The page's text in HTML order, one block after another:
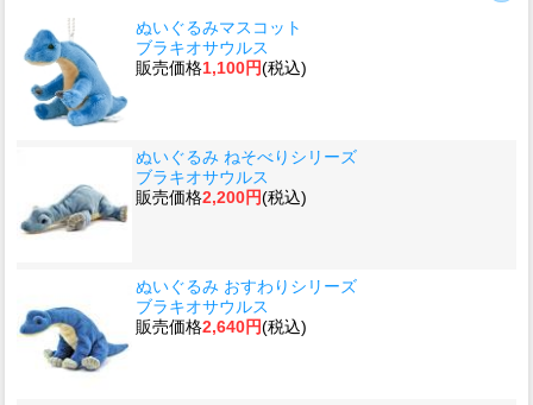
ぬいぐるみマスコット
ブラキオサウルス
販売価格1,100円(税込)
ぬいぐるみ ねそべりシリーズ
ブラキオサウルス
販売価格2,200円(税込)
ぬいぐるみ おすわりシリーズ
ブラキオサウルス
販売価格2,640円(税込)